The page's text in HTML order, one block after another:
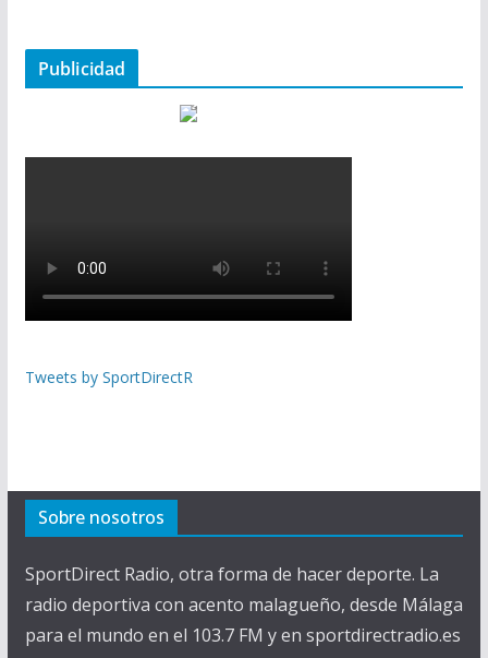
Publicidad
Tweets by SportDirectR
Sobre nosotros
SportDirect Radio, otra forma de hacer deporte. La
radio deportiva con acento malagueño, desde Málaga
para el mundo en el 103.7 FM y en sportdirectradio.es